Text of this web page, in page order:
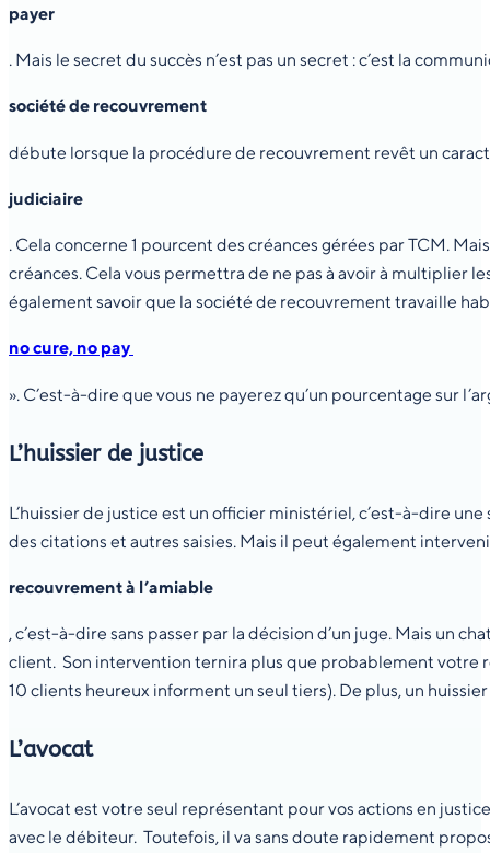
payer
. Mais le secret du succès n’est pas un secret : c’est la
société de recouvrement
débute lorsque la procédure de recouvrement revêt un
judiciaire
. Cela concerne 1 pourcent des créances gérées par TCM.
créances. Cela vous permettra de ne pas à avoir à multiplier
également savoir que la société de recouvrement travaille
no cure, no pay
». C’est-à-dire que vous ne payerez qu’un pourcentage sur
L’huissier de justice
L’huissier de justice est un officier ministériel, c’est-à-dire
des citations et autres saisies. Mais il peut également
recouvrement à l’amiable
, c’est-à-dire sans passer par la décision d’un juge. Mais un
client. Son intervention ternira plus que probablement votre
10 clients heureux informent un seul tiers). De plus, un
L’avocat
L’avocat est votre seul représentant pour vos actions en
avec le débiteur. Toutefois, il va sans doute rapidement